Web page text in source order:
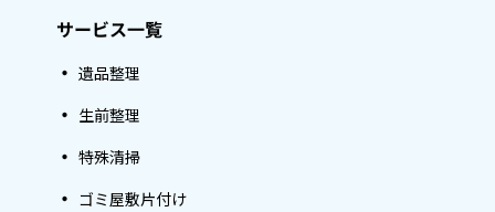
サービス一覧
遺品整理
生前整理
特殊清掃
ゴミ屋敷片付け